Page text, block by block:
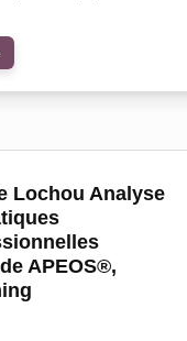
Lochou Analyse
APEOS®,